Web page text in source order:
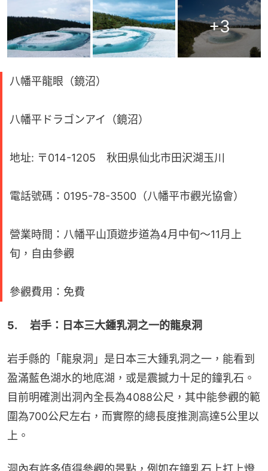
+3
八幡平龍眼（鏡沼）
八幡平ドラゴンアイ（鏡沼）
地址: 〒014-1205 秋田県仙北市田沢湖玉川
電話號碼：0195-78-3500（八幡平市觀光協會）
營業時間：八幡平山頂遊步道為4月中旬～11月上
旬，自由參觀
參觀費用：免費
5. 　岩手：日本三大鍾乳洞之一的龍泉洞
岩手縣的「龍泉洞」是日本三大鍾乳洞之一，能看到
盈滿藍色湖水的地底湖，或是震撼力十足的鐘乳石。
目前明確測出洞內全長為4088公尺，其中能參觀的範
圍為700公尺左右，而實際的總長度推測高達5公里以
上。